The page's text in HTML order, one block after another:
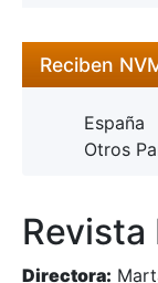
Reciben
España
Otros
Revista
Directora: